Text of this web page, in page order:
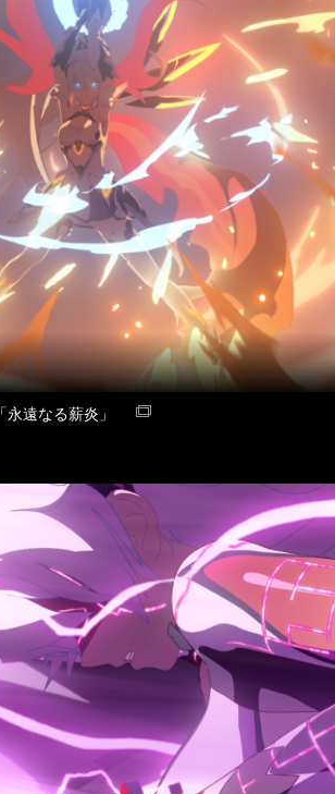
遠なる薪炎」